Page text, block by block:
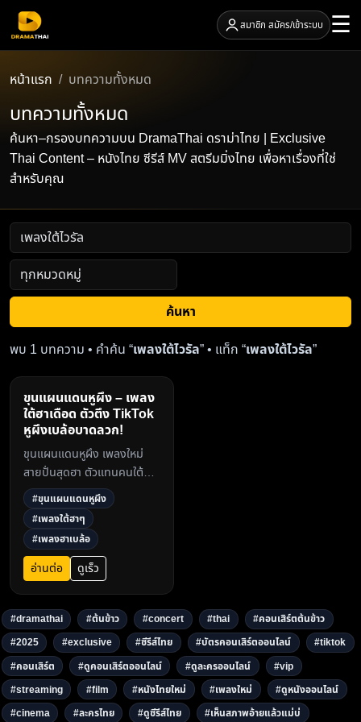
สมาชิก สมัคร/เข้าระบบ ☰
หน้าแรก บทความทั้งหมด
บทความทั้งหมด
ค้นหา–กรองบทความบน DramaThai ดราม่าไทย | Exclusive
Thai Content – หนังไทย ซีรีส์ MV สตรีมมิ่งไทย เพื่อหาเรื่องที่ใช่
สำหรับคุณ
ค้นหา
พบ 1 บทความ • คำค้น “เพลงใต้ไวรัล” • แท็ก “เพลงใต้ไวรัล”
ขุนแผนแดนหูผึง – เพลง
ใต้ฮาเดือด ตัวตึง TikTok
หูผึงเบล้อบาดลวก!
ขุนแผนแดนหูผึง เพลงใหม่
สายปั่นสุดฮา ตัวแทนคนใต้ลุ
คดารากรุงเทพฯ หูผึงจน
TikTok ระเบิด! เนื้อเพลงจิก
กัดเบา ๆ แต่แสบถึงใจ ฟังแล้ว
ฮาแน่!3
#ขุนแผนแดนหูผึง
#เพลงใต้ฮาๆ
#เพลงฮาเบล้อ
อ่านต่อ ดูเร็ว
#dramathai #ต้นข้าว #concert #thai
#คอนเสิร์ตต้นข้าว
#2025
#exclusive #ซีรีส์ไทย #บัตรคอนเสิร์ตออนไลน์
#tiktok
#คอนเสิร์ต
#ดูคอนเสิร์ตออนไลน์ #ดูละครออนไลน์
#vip
#streaming
#film #หนังไทยใหม่ #เพลงใหม่
#ดูหนังออนไลน์
#cinema
#ละครไทย #ดูซีรีส์ไทย #เห็นสภาพอ้ายแล้วแม่บ่